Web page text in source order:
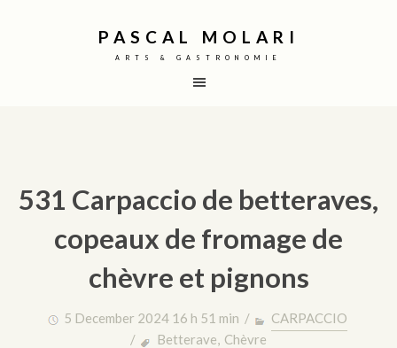
PASCAL MOLARI
ARTS & GASTRONOMIE
531 Carpaccio de betteraves,
copeaux de fromage de
chèvre et pignons
5 December 2024 16 h 51 min /
CARPACCIO
/
Betterave, Chèvre